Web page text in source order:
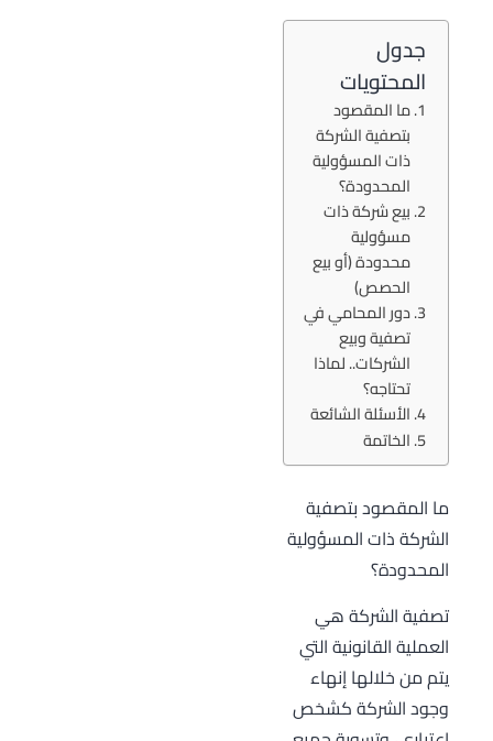
جدول
المحتويات
ما المقصود
بتصفية الشركة
ذات المسؤولية
المحدودة؟
بيع شركة ذات
مسؤولية
محدودة (أو بيع
الحصص)
دور المحامي في
تصفية وبيع
الشركات.. لماذا
تحتاجه؟
الأسئلة الشائعة
الخاتمة
ما المقصود بتصفية
الشركة ذات المسؤولية
المحدودة؟
تصفية الشركة هي
العملية القانونية التي
يتم من خلالها إنهاء
وجود الشركة كشخص